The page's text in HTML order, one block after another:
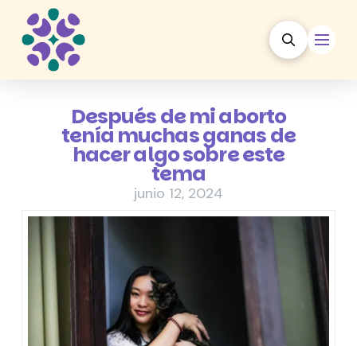
Después de mi aborto
tenía muchas ganas de
hacer algo sobre este
tema
junio 12, 2024